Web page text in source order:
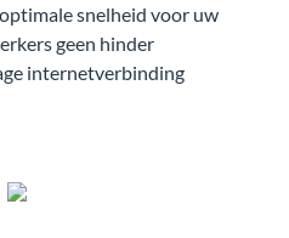
snelheid voor uw
geen hinder
internetverbinding